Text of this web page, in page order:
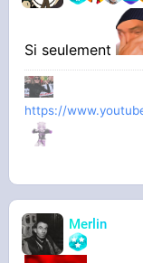
Si seulement
https://
Merlin